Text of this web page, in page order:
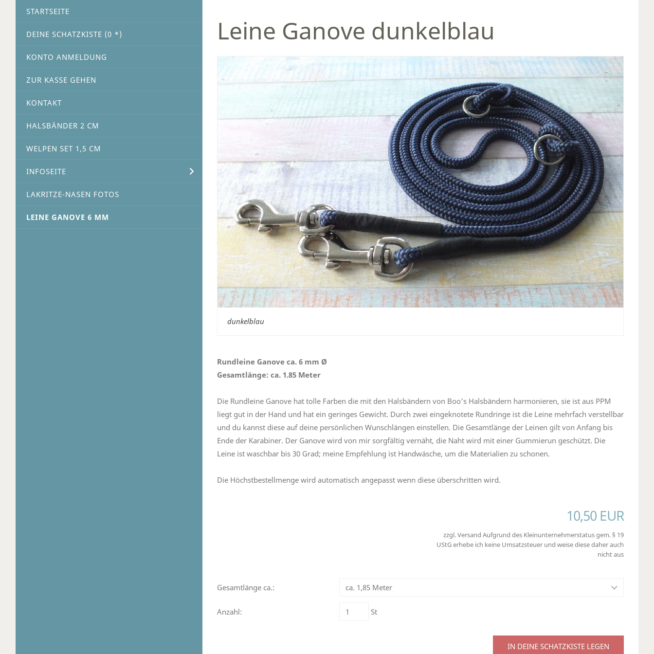
STARTSEITE
DEINE SCHATZKISTE (0 *)
KONTO ANMELDUNG
ZUR KASSE GEHEN
KONTAKT
HALSBÄNDER 2 CM
WELPEN SET 1,5 CM
INFOSEITE
LAKRITZE-NASEN FOTOS
LEINE GANOVE 6 MM
Leine Ganove dunkelblau
dunkelblau
Rundleine Ganove ca. 6 mm Ø
Gesamtlänge: ca. 1.85 Meter
Die Rundleine Ganove hat tolle Farben die mit den Halsbändern von Boo's Halsbändern harmonieren, sie ist aus PPM
liegt gut in der Hand und hat ein geringes Gewicht. Durch zwei eingeknotete Rundringe ist die Leine mehrfach verstellbar
und du kannst diese auf deine persönlichen Wunschlängen einstellen. Die Gesamtlänge der Leinen gilt von Anfang bis
Ende der Karabiner. Der Ganove wird von mir sorgfältig vernäht, die Naht wird mit einer Gummierun geschützt. Die
Leine ist waschbar bis 30 Grad; meine Empfehlung ist Handwäsche, um die Materialien zu schonen.
Die Höchstbestellmenge wird automatisch angepasst wenn diese überschritten wird.
10,50 EUR
zzgl. Versand Aufgrund des Kleinunternehmerstatus gem. § 19
UStG erhebe ich keine Umsatzsteuer und weise diese daher auch
nicht aus
Gesamtlänge ca.:
Anzahl: St
IN DEINE SCHATZKISTE LEGEN